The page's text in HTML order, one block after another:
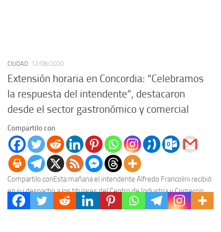
CIUDAD 12/08/2020
Extensión horaria en Concordia: “Celebramos
la respuesta del intendente”, destacaron
desde el sector gastronómico y comercial
Compartilo con
Compartilo conEsta mañana el intendente Alfredo Francolini recibió
en su despacho a los titulares del Centro de Industria y Comercio,
Diego Lago, y de Hoteleros...